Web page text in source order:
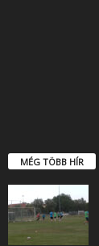
MÉG TÖBB HÍR